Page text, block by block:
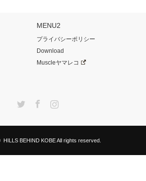
MENU2
プライバシーポリシー
Download
Muscleヤマレコ
HILLS BEHIND KOBEAll rights reserved.